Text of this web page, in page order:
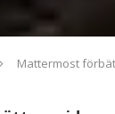
Mattermost